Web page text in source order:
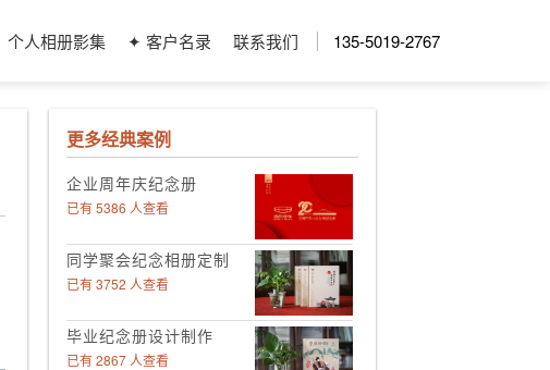
个人相册影集 ✦ 客户名录 联系我们 135-5019-2767
更多经典案例
企业周年庆纪念册
已有 5386 人查看
同学聚会纪念相册定制
已有 3752 人查看
毕业纪念册设计制作
已有 2867 人查看